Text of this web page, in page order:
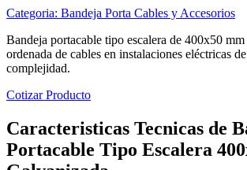
Categoria: Bandeja Porta Cables y Accesorios
Bandeja portacable tipo escalera de 400x50
ordenada de cables en instalaciones eléctricas
complejidad.
Cotizar Producto
Caracteristicas Tecnicas de
Portacable Tipo Escalera